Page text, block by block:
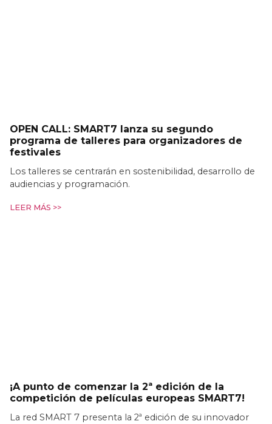
OPEN CALL: SMART7 lanza su segundo
programa de talleres para organizadores de
festivales
Los talleres se centrarán en sostenibilidad, desarrollo de
audiencias y programación.
LEER MÁS >>
¡A punto de comenzar la 2ª edición de la
competición de películas europeas SMART7!
La red SMART 7 presenta la 2ª edición de su innovador